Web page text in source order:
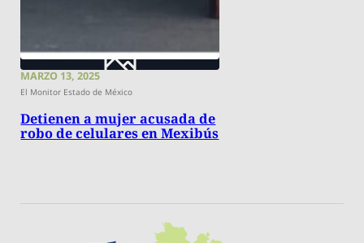
MARZO 13, 2025
El Monitor Estado de México
Detienen a mujer acusada de
robo de celulares en Mexibús